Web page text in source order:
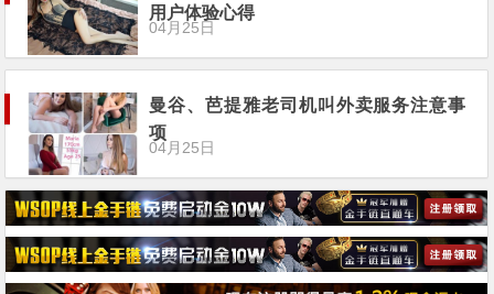
用户体验心得
04月25日
曼谷、芭提雅老司机叫外卖服务注意事
项
04月25日